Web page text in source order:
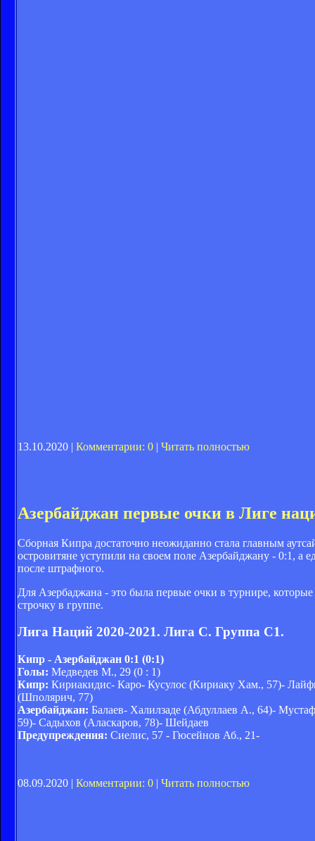
13.10.2020 | Комментарии: 0 | Читать полностью
Азербайджан первые очки в Лиге
Сборная Кипра достаточно неожиданно стала главным
островитяне уступили на своем поле Азербайджану - 0:1,
после штрафного.
Для Азербаджана - это была первые очки в турнире,
строчку в группе.
Лига Наций 2020-2021. Лига C. Группа C1.
Кипр - Азербайджан 0:1 (0:1)
Голы: Медведев М., 29 (0 : 1)
Кипр: Кириакидис- Каро- Кусулос (Кириаку Хам., 57)-
(Шполярич, 77)
Азербайджан: Балаев- Халилзаде (Абдуллаев А., 64)-
59)- Садыхов (Аласкаров, 78)- Шейдаев
Предупреждения: Сиелис, 57 - Гюсейнов Аб., 21-
08.09.2020 | Комментарии: 0 | Читать полностью